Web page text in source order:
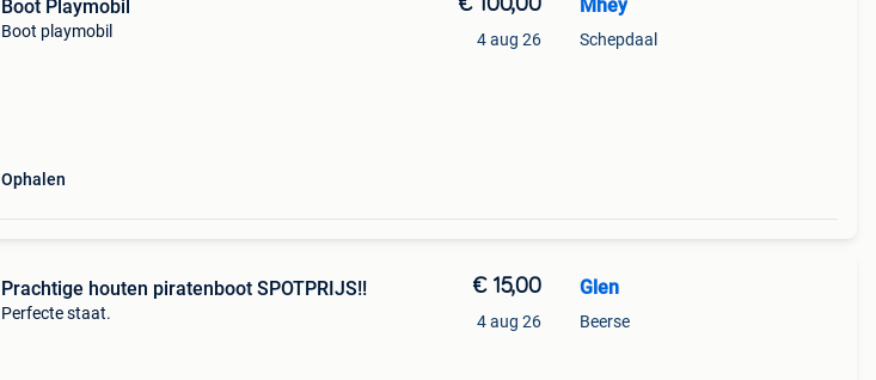
Boot Playmobil
Boot playmobil
Ophalen
€ 100,00
4 aug 26
Mhey
Schepdaal
Prachtige houten piratenboot SPOTPRIJS!!
Perfecte staat.
€ 15,00
4 aug 26
Glen
Beerse